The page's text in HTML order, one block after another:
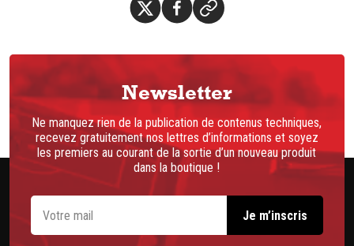
Newsletter
Ne manquez rien de la publication de contenus techniques,
recevez gratuitement nos lettres d’informations et soyez
les premiers au courant de la sortie d’un nouveau produit
dans la boutique !